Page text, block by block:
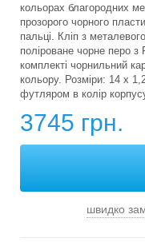
кольорах благородних
прозорого чорного
пальці. Кліп з
поліроване чорне перо
комплекті чорнильний
кольору. Розміри: 14 х
футляром в колір
3745 грн.
швидко